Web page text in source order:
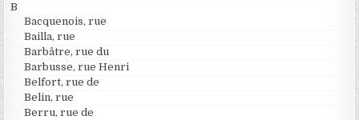
B
Bacquenois, rue
Bailla, rue
Barbâtre, rue du
Barbusse, rue Henri
Belfort, rue de
Belin, rue
Berru, rue de